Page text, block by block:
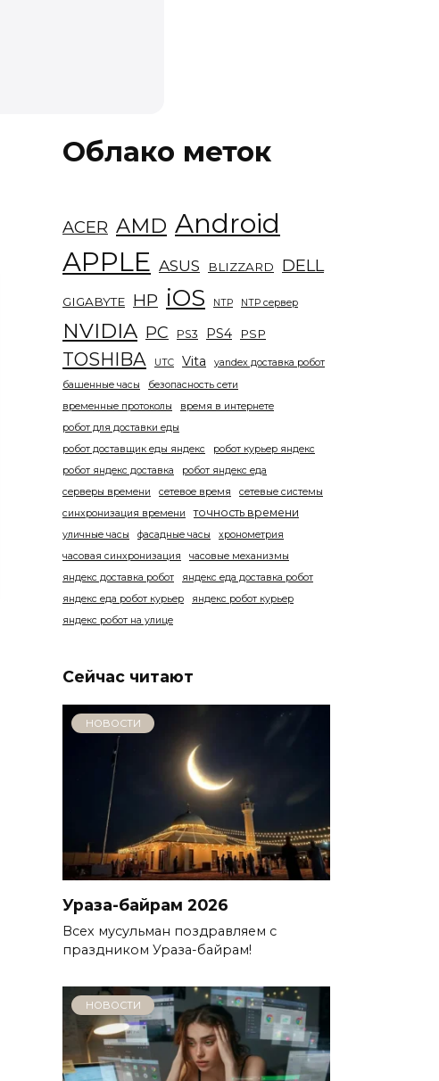
Облако меток
ACER AMD Android
APPLE ASUS BLIZZARD DELL
GIGABYTE HP iOS NTP NTP сервер
NVIDIA PC PS3 PS4 PSP
TOSHIBA UTC Vita
yandex доставка робот
башенные часы
безопасность сети
временные протоколы
время в интернете
робот для доставки еды
робот доставщик еды яндекс
робот курьер яндекс
робот яндекс доставка
робот яндекс еда
серверы времени
сетевое время
сетевые системы
синхронизация времени
точность времени
уличные часы фасадные часы
хронометрия
часовая синхронизация
часовые механизмы
яндекс доставка робот
яндекс еда доставка робот
яндекс еда робот курьер
яндекс робот курьер
яндекс робот на улице
Сейчас читают
НОВОСТИ
Ураза-байрам 2026
Всех мусульман поздравляем с
праздником Ураза-байрам!
НОВОСТИ